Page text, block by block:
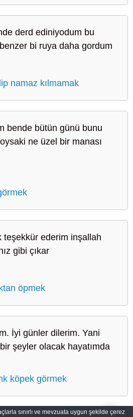
derd ediniyodum bu
bi ruya daha gordum
namaz kılmamak
bende bütün günü bunu
ne üzel bir manası
teşekkür ederim inşallah
gibi çıkar
öpmek
İyi günler dilerim. Yani
şeyler olacak hayatımda
köpek görmek
sınırlı ve mevzuata uygun şekilde çerez